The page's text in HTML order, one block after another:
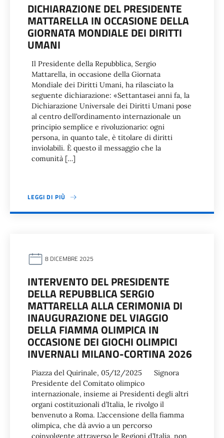
DICHIARAZIONE DEL PRESIDENTE
MATTARELLA IN OCCASIONE DELLA
GIORNATA MONDIALE DEI DIRITTI
UMANI
Il Presidente della Repubblica, Sergio
Mattarella, in occasione della Giornata
Mondiale dei Diritti Umani, ha rilasciato la
seguente dichiarazione: «Settantasei anni fa, la
Dichiarazione Universale dei Diritti Umani pose
al centro dell’ordinamento internazionale un
principio semplice e rivoluzionario: ogni
persona, in quanto tale, è titolare di diritti
inviolabili. È questo il messaggio che la
comunità […]
LEGGI DI PIÙ
8 DICEMBRE 2025
INTERVENTO DEL PRESIDENTE
DELLA REPUBBLICA SERGIO
MATTARELLA ALLA CERIMONIA DI
INAUGURAZIONE DEL VIAGGIO
DELLA FIAMMA OLIMPICA IN
OCCASIONE DEI GIOCHI OLIMPICI
INVERNALI MILANO-CORTINA 2026
Piazza del Quirinale, 05/12/2025 Signora
Presidente del Comitato olimpico
internazionale, insieme ai Presidenti degli altri
organi costituzionali d’Italia, le rivolgo il
benvenuto a Roma. L’accensione della fiamma
olimpica, che dà avvio a un percorso
coinvolgente attraverso le Regioni d’Italia, non